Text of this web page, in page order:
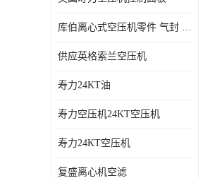
库伯离心式空压机零件 气封 机型 TA6000 TA18 TA9000原厂品质
供应英格索兰空压机
寿力24KT油
寿力空压机24KT空压机
寿力24KT空压机
复盛离心机空滤